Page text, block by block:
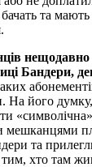
та
нещодавно
Бандери,
На його
мешканцями
та
хто там